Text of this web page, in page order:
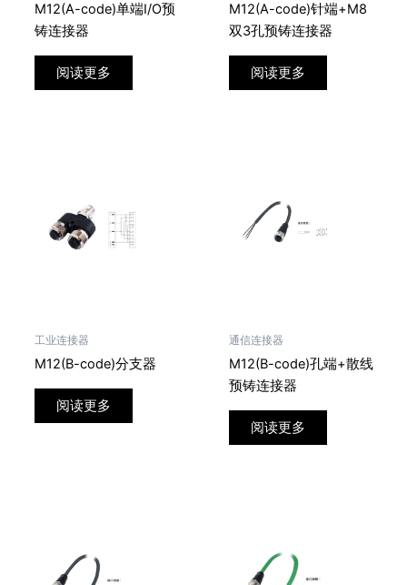
M12(A-code)单端I/O预
铸连接器
阅读更多
M12(A-code)针端+M8
双3孔预铸连接器
阅读更多
工业连接器
M12(B-code)分支器
阅读更多
通信连接器
M12(B-code)孔端+散线
预铸连接器
阅读更多